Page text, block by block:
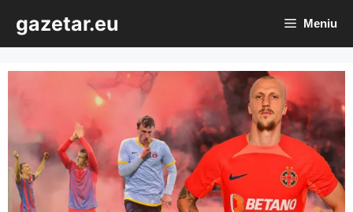
conținut
gazetar.eu Meniu